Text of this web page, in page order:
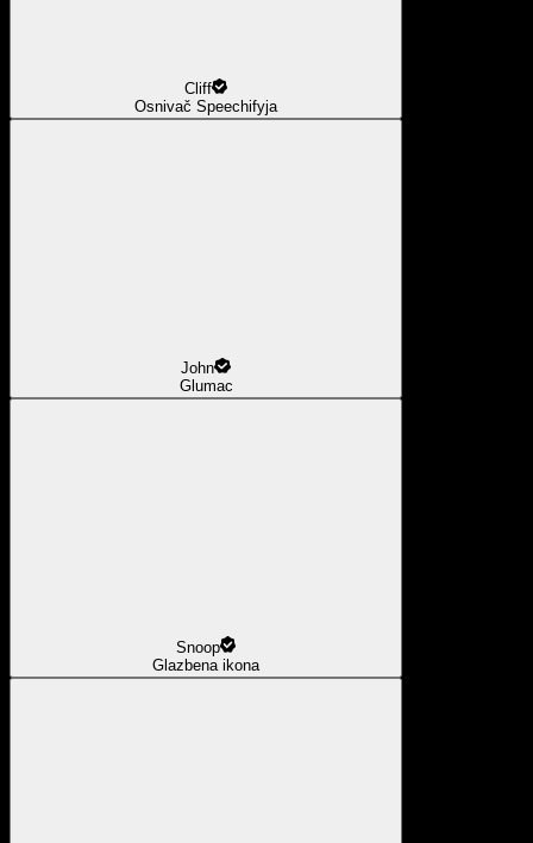
Cliff
Osnivač Speechifyja
John
Glumac
Snoop
Glazbena ikona